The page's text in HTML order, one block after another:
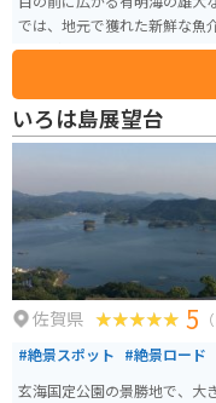
では、地元で獲れた新鮮な魚
ことができます。 また、レ
いるので安心です。 有明海
も良いため、ツーリングにも
でなく、太良町の魅力を満喫
いろは島展望台
佐賀県 5
#絶景スポット #絶景ロード
玄海国定公園の景勝地で、大